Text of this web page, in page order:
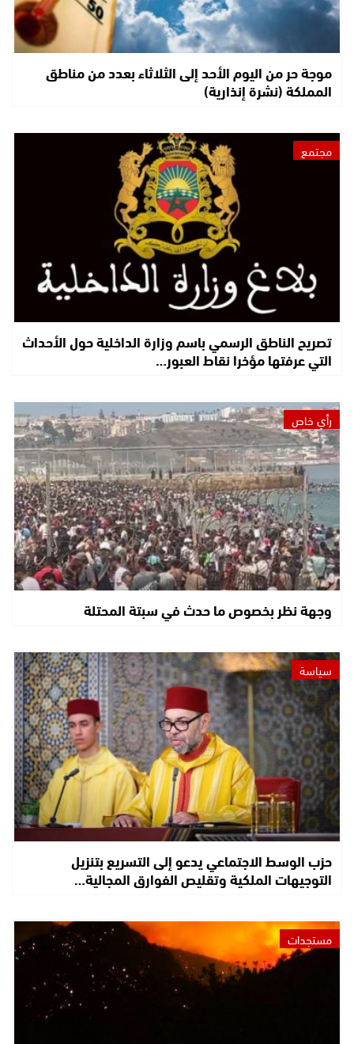
موجة حر من اليوم الأحد إلى الثلاثاء بعدد من مناطق
المملكة (نشرة إنذارية)
مجتمع
تصريح الناطق الرسمي باسم وزارة الداخلية حول الأحداث
التي عرفتها مؤخرا نقاط العبور…
رأي خاص
وجهة نظر بخصوص ما حدث في سبتة المحتلة
سياسة
حزب الوسط الاجتماعي يدعو إلى التسريع بتنزيل
التوجيهات الملكية وتقليص الفوارق المجالية…
مستجدات